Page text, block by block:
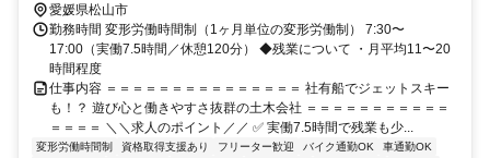
愛媛県松山市
勤務時間 変形労働時間制（1ヶ月単位の変形労働制） 7:30〜
17:00（実働7.5時間／休憩120分） ◆残業について ・月平均11〜20
時間程度
仕事内容 ＝＝＝＝＝＝＝＝＝＝＝＝＝＝＝ 社有船でジェットスキー
も！？ 遊び心と働きやすさ抜群の土木会社 ＝＝＝＝＝＝＝＝＝＝＝
＝＝＝＝ ＼＼求人のポイント／／ ✅ 実働7.5時間で残業も少...
変形労働時間制 資格取得支援あり フリーター歓迎 バイク通勤OK
車通勤OK